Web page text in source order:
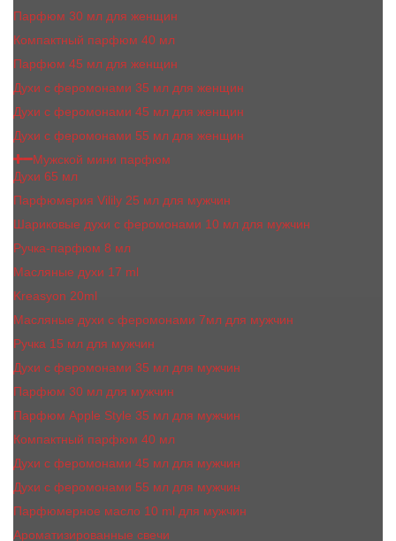
Парфюм 30 мл для женщин
Компактный парфюм 40 мл
Парфюм 45 мл для женщин
Духи с феромонами 35 мл для женщин
Духи с феромонами 45 мл для женщин
Духи с феромонами 55 мл для женщин
Мужской мини парфюм
Духи 65 мл
Парфюмерия Vilily 25 мл для мужчин
Шариковые духи с феромонами 10 мл для мужчин
Ручка-парфюм 8 мл
Масляные духи 17 ml
Kreasyon 20ml
Масляные духи c феромонами 7мл для мужчин
Ручка 15 мл для мужчин
Духи с феромонами 35 мл для мужчин
Парфюм 30 мл для мужчин
Парфюм Apple Style 35 мл для мужчин
Компактный парфюм 40 мл
Духи с феромонами 45 мл для мужчин
Духи с феромонами 55 мл для мужчин
Парфюмерное масло 10 ml для мужчин
Ароматизированные свечи